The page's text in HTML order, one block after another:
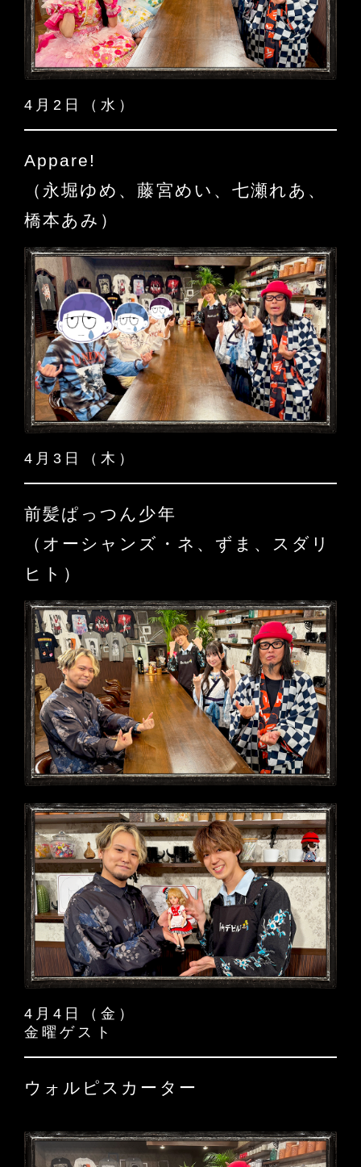
4月2日（水）
Appare!
（永堀ゆめ、藤宮めい、七瀬れあ、
橋本あみ）
4月3日（木）
前髪ぱっつん少年
（オーシャンズ・ネ、ずま、スダリ
ヒト）
4月4日（金）
金曜ゲスト
ウォルピスカーター